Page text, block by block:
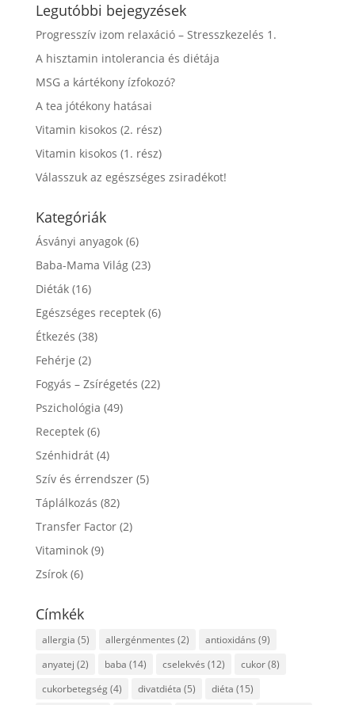
Legutóbbi bejegyzések
Progresszív izom relaxáció – Stresszkezelés 1.
A hisztamin intolerancia és diétája
MSG a kártékony ízfokozó?
A tea jótékony hatásai
Vitamin kisokos (2. rész)
Vitamin kisokos (1. rész)
Válasszuk az egészséges zsiradékot!
Kategóriák
Ásványi anyagok(6)
Baba-Mama Világ(23)
Diéták(16)
Egészséges receptek(6)
Étkezés (38)
Fehérje (2)
Fogyás – Zsírégetés (22)
Pszichológia (49)
Receptek(6)
Szénhidrát(4)
Szív és érrendszer(5)
Táplálkozás (82)
Transfer Factor(2)
Vitaminok(9)
Zsírok(6)
Címkék
allergia (5) allergénmentes (2) antioxidáns (9)
anyatej (2) baba (14) cselekvés (12) cukor(8)
cukorbetegség(4) divatdiéta (5) diéta (15)